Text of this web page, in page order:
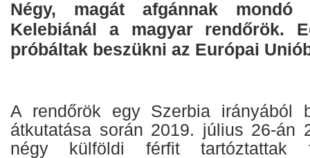
Négy, magát afgánnak
Kelebiánál a magyar rendőrök.
próbáltak beszükni az Európai
A rendőrök egy Szerbia irányából
átkutatása során 2019. július 26-án
négy külföldi férfit